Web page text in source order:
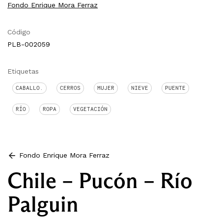
Fondo Enrique Mora Ferraz
Código
PLB-002059
Etiquetas
CABALLO. CERROS MUJER NIEVE PUENTE
RÍO ROPA VEGETACIÓN
Fondo Enrique Mora Ferraz
Chile – Pucón – Río
Palguin